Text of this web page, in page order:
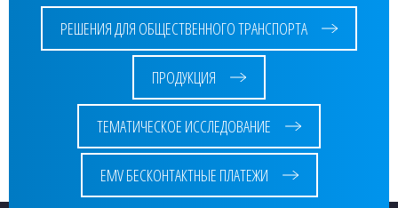
РЕШЕНИЯ ДЛЯ ОБЩЕСТВЕННОГО ТРАНСПОРТА
ПРОДУКЦИЯ
ТЕМАТИЧЕСКОЕ ИССЛЕДОВАНИЕ
EMV БЕСКОНТАКТНЫЕ ПЛАТЕЖИ